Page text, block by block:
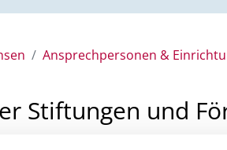
Ansprechpersonen &
Stiftungen und